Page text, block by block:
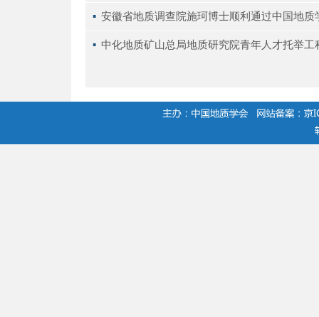
▪ 安徽省地质调查院施珂博士顺利通过中国地
▪ 中化地质矿山总局地质研究院青年人才托举